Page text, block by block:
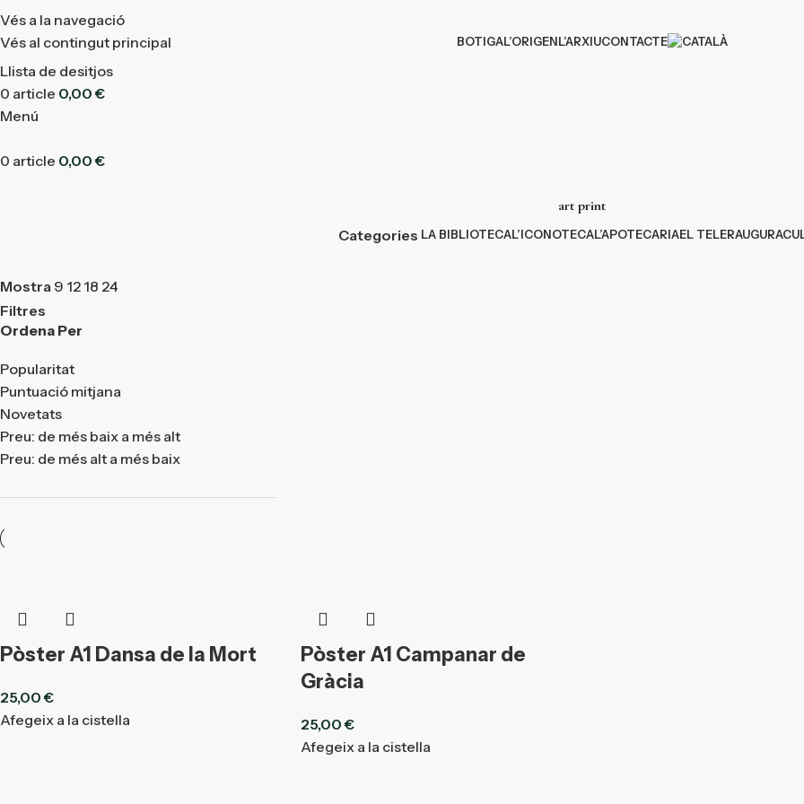
Vés a la navegació
Vés al contingut principal
BOTIGAL’ORIGENL’ARXIUCONTACTE
Llista de desitjos
0 article 0,00€
Menú
0 article 0,00€
art print
Categories LA BIBLIOTECAL’ICONOTECAL’APOTECARIAEL TELER
Mostra 9 12 18 24
Filtres
Ordena Per
Popularitat
Puntuació mitjana
Novetats
Preu: de més baix a més alt
Preu: de més alt a més baix
Pòster A1 Dansa de la Mort
25,00€
Afegeix a la cistella
Pòster A1 Campanar de
Gràcia
25,00€
Afegeix a la cistella